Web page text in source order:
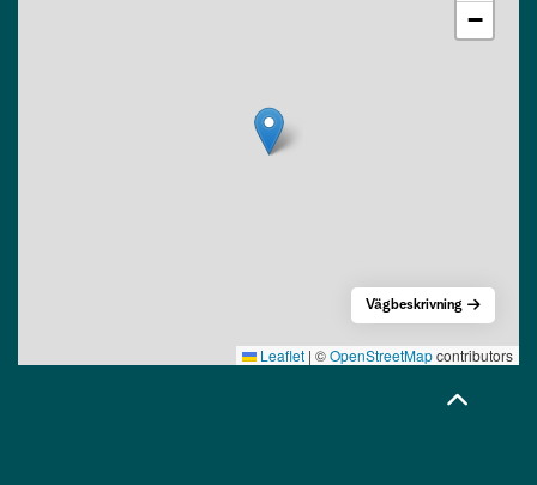
−
Leaflet | ©OpenStreetMapcontributors
Vägbeskrivning